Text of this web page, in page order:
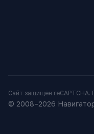
Сайт защищён reCAPTCHA.
© 2008–2026